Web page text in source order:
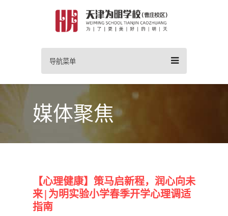
导航菜单
媒体聚焦
【心理健康】策马启新程，润心向未
来|为明实验小学春季开学心理调适
指南